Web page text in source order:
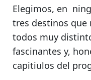
Elegimos, en
tres destinos que
todos muy
fascinantes y,
capitiulos del